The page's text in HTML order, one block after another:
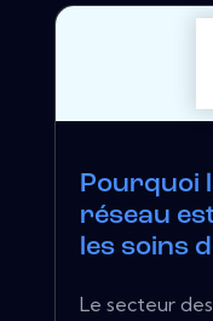
Pourquoi
réseau
les soins
Le secteur